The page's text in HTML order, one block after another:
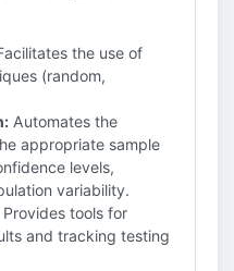
the use of
(random,
Automates the
appropriate sample
levels,
variability.
Provides tools for
and tracking testing